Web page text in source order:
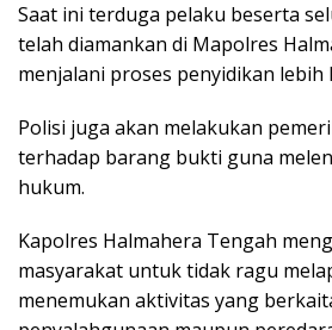
Saat ini terduga pelaku beserta
telah diamankan di Mapolres
menjalani proses penyidikan lebih
Polisi juga akan melakukan
terhadap barang bukti guna
hukum.
Kapolres Halmahera Tengah
masyarakat untuk tidak ragu
menemukan aktivitas yang